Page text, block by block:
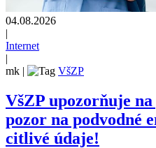
04.08.2026
|
Internet
|
mk | VšZP
VšZP upozorňuje
pozor na podvodné
citlivé údaje!